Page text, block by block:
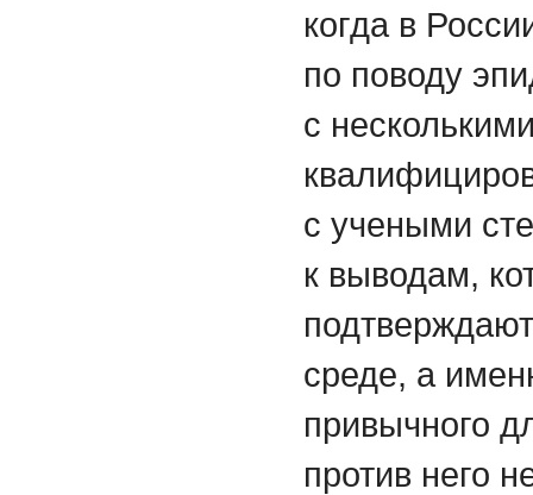
когда в
по поводу
с
с учеными
к выводам,
среде, а
привычного
против него